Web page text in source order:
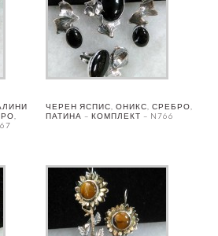
ЧЕРЕН ЯСПИС, ОНИКС, СРЕБРО,
ПАТИНА – КОМПЛЕКТ – N766